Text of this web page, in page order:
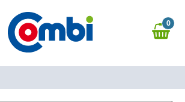
0,00 €
0